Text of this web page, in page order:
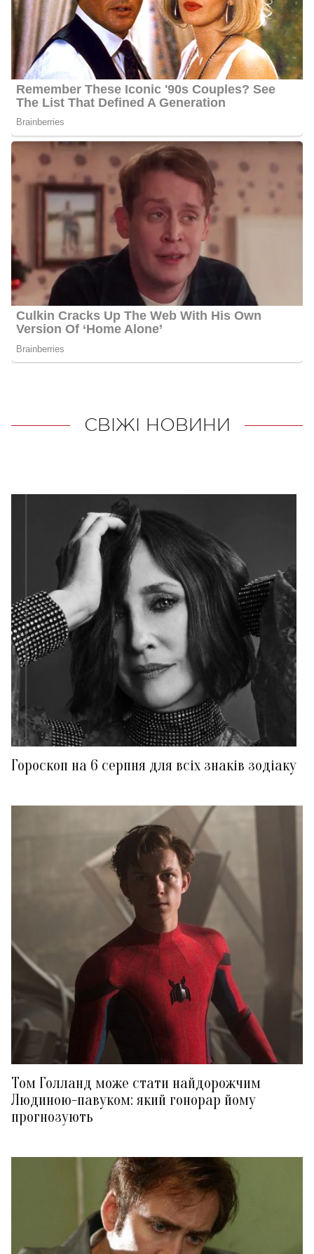
СВІЖІ НОВИНИ
Гороскоп на 6 серпня для всіх знаків зодіаку
Том Голланд може стати найдорожчим
Людиною-павуком: який гонорар йому
прогнозують